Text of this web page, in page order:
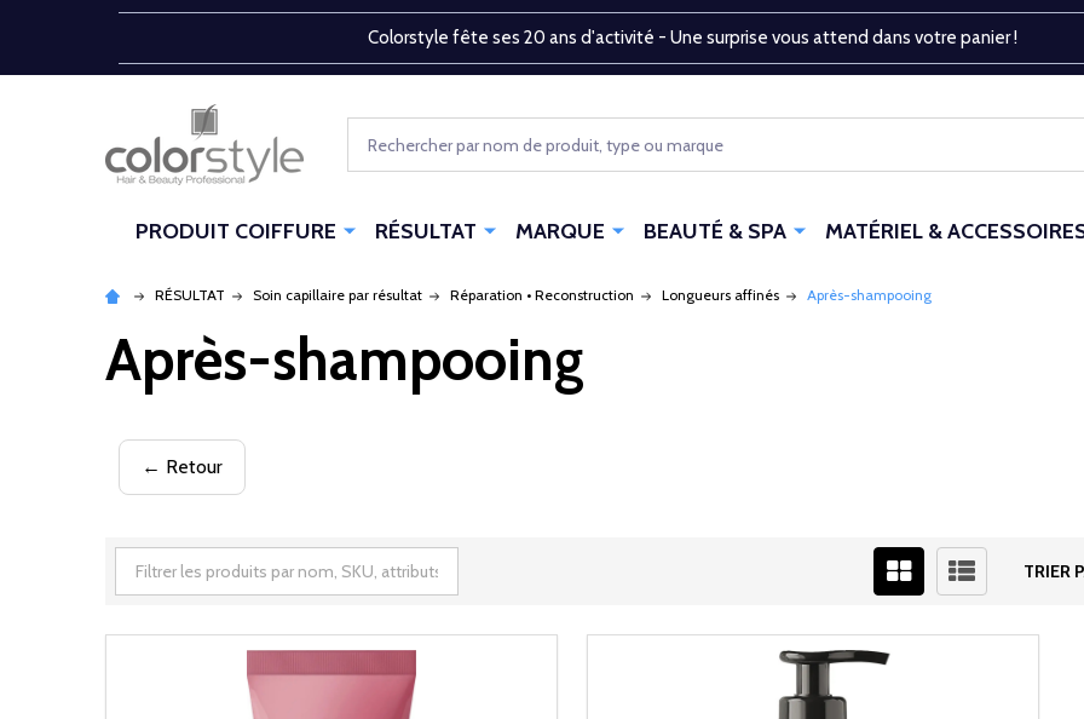
Colorstyle fête ses 20 ans d'activité - Une surprise vous attend dans votre panier !
PRODUIT COIFFURE RÉSULTAT MARQUE BEAUTÉ & SPA MATÉRIEL &
RÉSULTAT Soin capillaire par résultat Réparation • Reconstruction Longueurs affinés Après-shampooing
Après-shampooing
← Retour
TRIER